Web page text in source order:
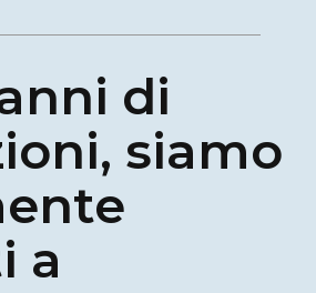
di
siamo
a